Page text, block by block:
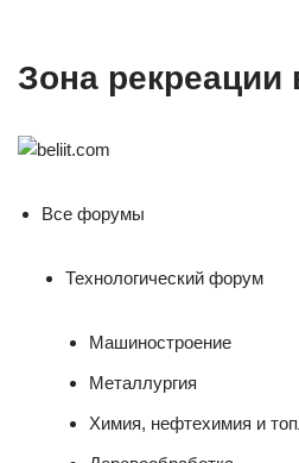
Зона рекреации
Все форумы
Технологический форум
Машиностроение
Металлургия
Химия, нефтехимия и